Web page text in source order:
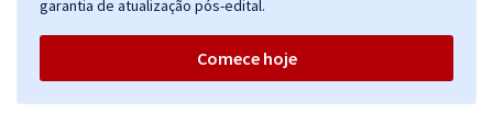
garantia de atualização pós-edital.
Comece hoje